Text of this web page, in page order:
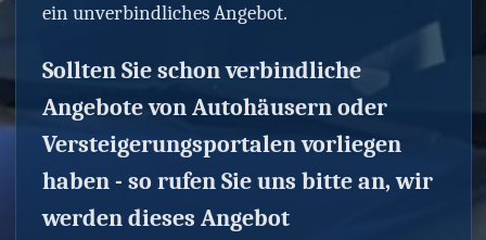
ein unverbindliches Angebot.
Sollten Sie schon verbindliche
Angebote von Autohäusern oder
Versteigerungsportalen vorliegen
haben - so rufen Sie uns bitte an, wir
werden dieses Angebot